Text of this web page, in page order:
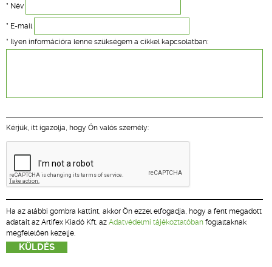
ONLINE KÉPZÉSEK
TERVEZÉSI SEGÉDLETEK
* Név
* E-mail
* Ilyen információra lenne szükségem a cikkel kapcsolatban:
Kérjük, itt igazolja, hogy Ön valós személy:
Ha az alábbi gombra kattint, akkor Ön ezzel elfogadja, hogy a fent megadott
adatait az Artifex Kiadó Kft. az Adatvédelmi tájékoztatóban foglaltaknak
megfelelően kezelje.